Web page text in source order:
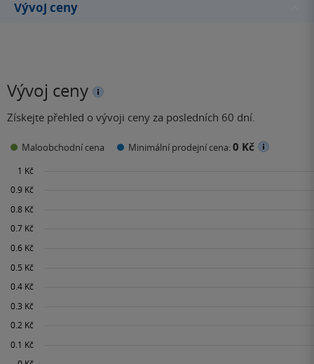
Vývoj ceny
Vývoj ceny
Získejte přehled o vývoji ceny za posledních 60 dní.
Maloobchodní cena Minimální prodejní cena:0 Kč